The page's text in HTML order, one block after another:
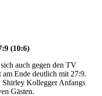
(10:6)
auch gegen den TV
Ende deutlich mit 27:9.
Shirley Kollegger Anfangs
Gästen.